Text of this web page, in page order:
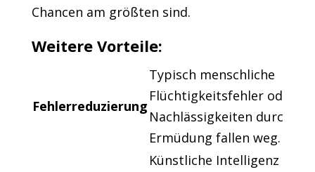
Chancen am größten sind.
Weitere Vorteile:
Fehlerreduzierung
Typisch menschliche
Flüchtigkeitsfehler oder
Nachlässigkeiten durch
Ermüdung fallen weg.
Künstliche Intelligenz